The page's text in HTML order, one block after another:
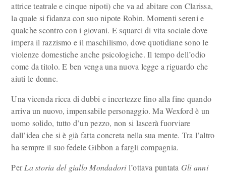
attrice teatrale e cinque nipoti) che va ad abitare con Clarissa,
la quale si fidanza con suo nipote Robin. Momenti sereni e
qualche scontro con i giovani. E squarci di vita sociale dove
impera il razzismo e il maschilismo, dove quotidiane sono le
violenze domestiche anche psicologiche. Il tempo dell’odio
come da titolo. E ben venga una nuova legge a riguardo che
aiuti le donne.
Una vicenda ricca di dubbi e incertezze fino alla fine quando
arriva un nuovo, impensabile personaggio. Ma Wexford è un
uomo solido, tutto d’un pezzo, non si lascerà fuorviare
dall’idea che si è già fatta concreta nella sua mente. Tra l’altro
ha sempre il suo fedele Gibbon a fargli compagnia.
PerLa storia del giallo Mondadoril’ottava puntata Gli anni